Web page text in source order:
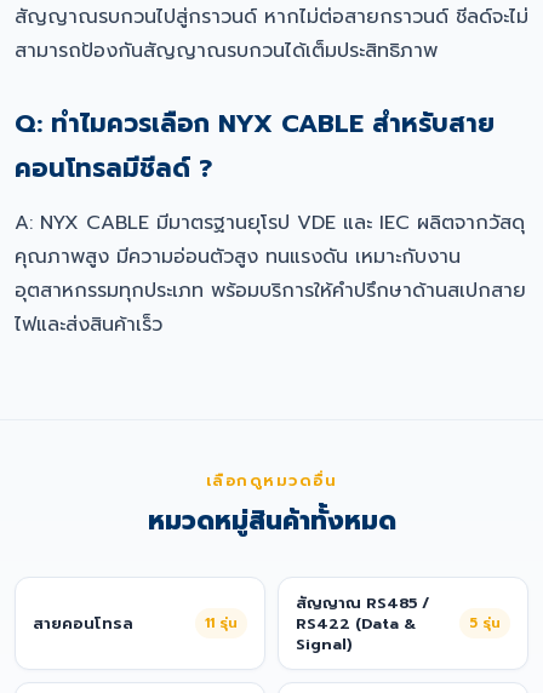
สัญญาณรบกวนไปสู่กราวนด์ หากไม่ต่อสายกราวนด์ ชีลด์จะไม่
สามารถป้องกันสัญญาณรบกวนได้เต็มประสิทธิภาพ
Q: ทำไมควรเลือก NYX CABLE สำหรับสาย
คอนโทรลมีชีลด์ ?
A: NYX CABLE มีมาตรฐานยุโรป VDE และ IEC ผลิตจากวัสดุ
คุณภาพสูง มีความอ่อนตัวสูง ทนแรงดัน เหมาะกับงาน
อุตสาหกรรมทุกประเภท พร้อมบริการให้คำปรึกษาด้านสเปกสาย
ไฟและส่งสินค้าเร็ว
เลือกดูหมวดอื่น
หมวดหมู่สินค้าทั้งหมด
สายคอนโทรล 11 รุ่น
สัญญาณ RS485 /
RS422 (Data &
Signal)
5 รุ่น